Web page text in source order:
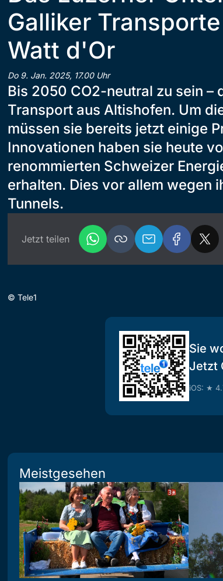
Galliker
Watt d'Or
Do 9. Jan. 2025, 17.00 Uhr
Bis 2050 CO2-neutral zu sein –
Transport aus Altishofen. Um
müssen sie bereits jetzt einige
Innovationen haben sie heute
renommierten Schweizer
erhalten. Dies vor allem wegen
Tunnels.
Jetzt teilen
© Tele1
Sie
Jetzt
iOS: ★
Meistgesehen